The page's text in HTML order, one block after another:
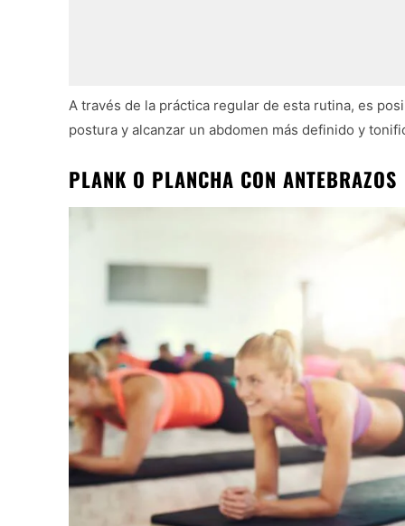
A través de la práctica regular de esta rutina, es
postura y alcanzar un abdomen más definido y
PLANK O PLANCHA CON ANTEBRAZOS